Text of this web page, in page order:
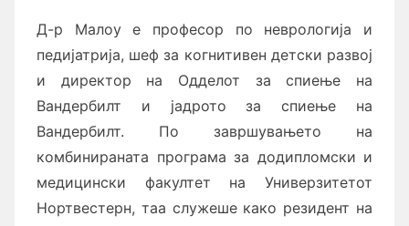
Д-р Малоу е професор по неврологија и
педијатрија, шеф за когнитивен детски развој
и директор на Одделот за спиење на
Вандербилт и јадрото за спиење на
Вандербилт. По завршувањето на
комбинираната програма за додипломски и
медицински факултет на Универзитетот
Нортвестерн, таа служеше како резидент на